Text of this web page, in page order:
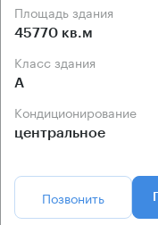
Площадь здания
45770 кв.м
Класс здания
А
Кондиционирование
центральное
Позвонить